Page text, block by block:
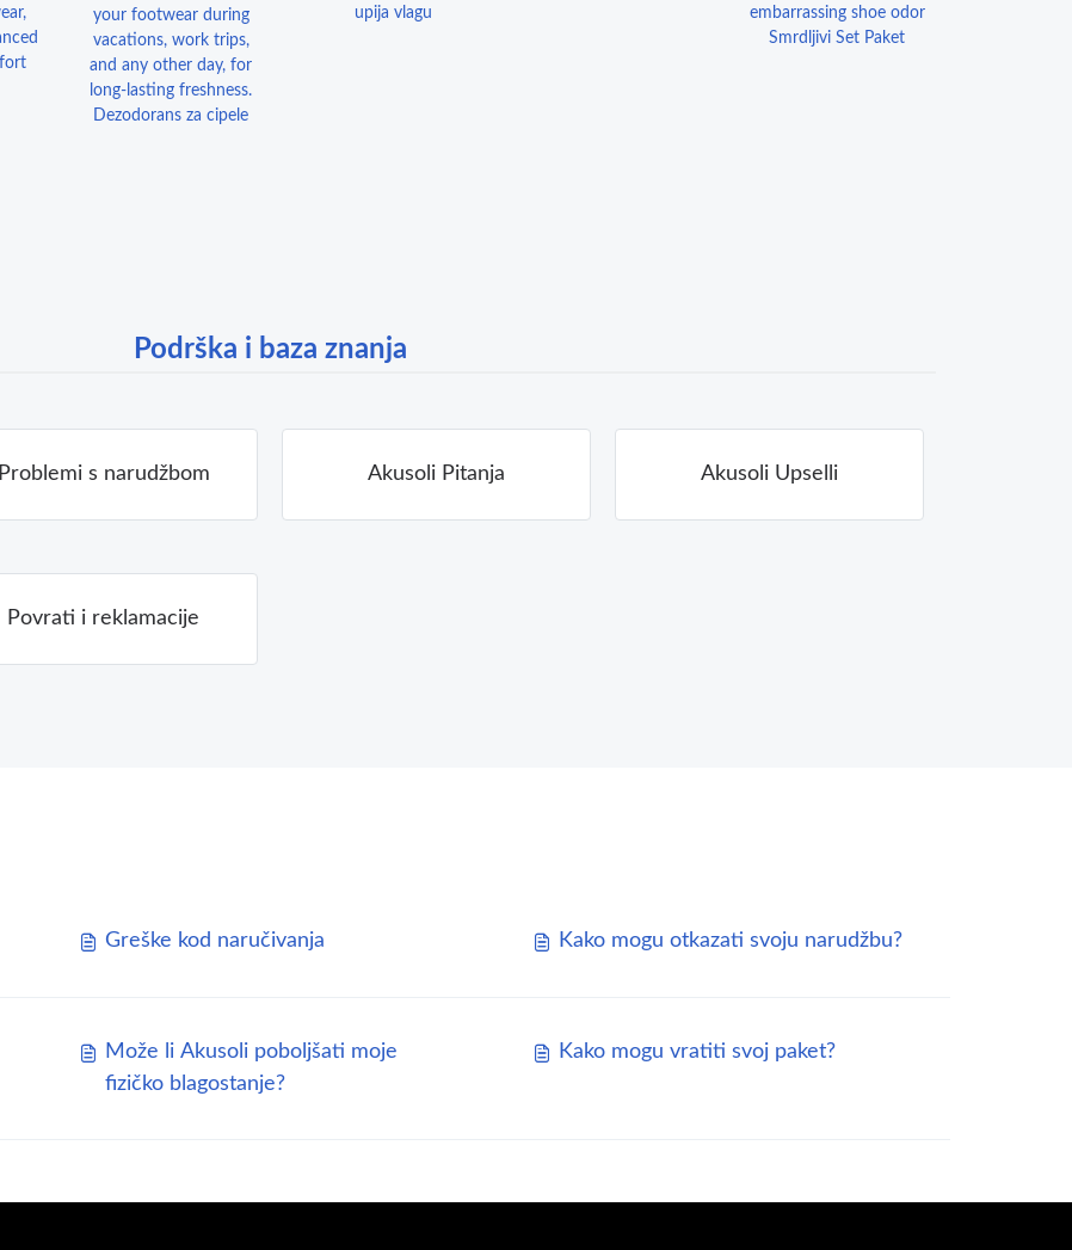
Dezodorans za cipele
upija vlagu
Smrdljivi Set Paket
Podrška i baza znanja
Problemi s narudžbom Akusoli Pitanja Akusoli Upselli
Povrati i reklamacije
Greške kod naručivanja Kako mogu otkazati svoju narudžbu?
Može li Akusoli poboljšati moje
fizičko blagostanje?
Kako mogu vratiti svoj paket?